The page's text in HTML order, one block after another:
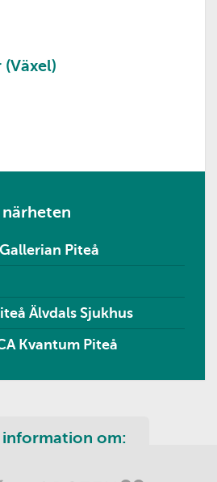
Piteå
Älvdals Sjukhus
Kvantum Piteå
information om: